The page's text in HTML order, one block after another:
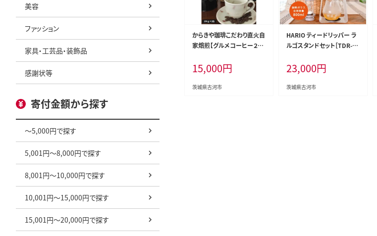
美容
ファッション
家具・工芸品・装飾品
感謝状等
寄付金額から探す
～5,000円で探す
5,001円～8,000円で探す
8,001円～10,000円で探す
10,001円～15,000円で探す
15,001円～20,000円で探す
からきや珈琲こだわり直火自
家焙煎【グルメコーヒー２缶
コーヒー 300グラム 珈琲 豆
コーヒー豆 珈琲豆 飲料 ド
リンク 取り寄せ お取り寄せ
15,000円
茨城県古河市
HARIO ティードリッパー ラ
ルゴスタンドセット［TDR-80
食器 器 キッチン 日用品 キッ
チン用品 日本製 おしゃれ か
わいい 紅茶 茶 アイスティー
23,000円
茨城県古河市